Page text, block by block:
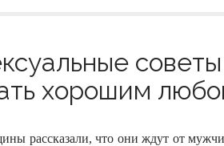
хорошим
рассказали, что они ждут от